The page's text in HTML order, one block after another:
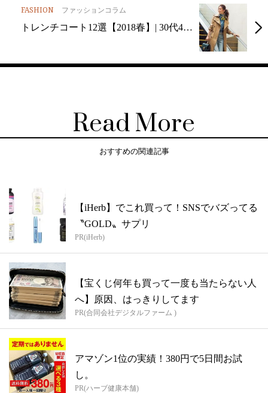
FASHION ファッションコラム
トレンチコート12選【2018春】| 30代4…
Read More
おすすめの関連記事
【iHerb】でこれ買って！SNSでバズってる
〝GOLD〟サプリ
PR(iHerb)
【宝くじ何年も買って一度も当たらない人
へ】原因、はっきりしてます
PR(合同会社デジタルファーム )
アマゾン1位の実績！380円で5日間お試
し。
PR(ハーブ健康本舗)